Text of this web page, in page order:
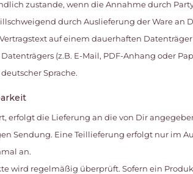
zustande, wenn die Annahme durch
durch Auslieferung der Ware an
auf einem dauerhaften
(z.B. E-Mail, PDF-Anhang oder
Sprache.
erfolgt die Lieferung an die von Dir
Sendung. Eine Teillieferung erfolgt nur im
an.
wird regelmäßig überprüft. Sofern ein